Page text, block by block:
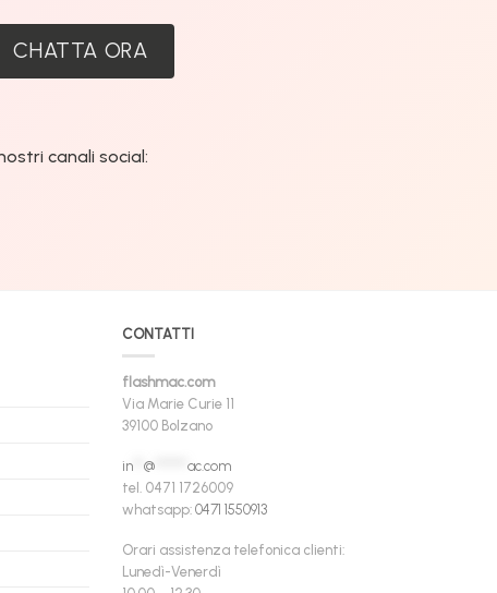
CHATTA ORA
canali social:
CONTATTI
flashmac.com
Via Marie Curie 11
39100 Bolzano
in** @****** ac.com
tel. 0471 1726009
whatsapp: 0471 1550913
Orari assistenza telefonica clienti:
Lunedì-Venerdì